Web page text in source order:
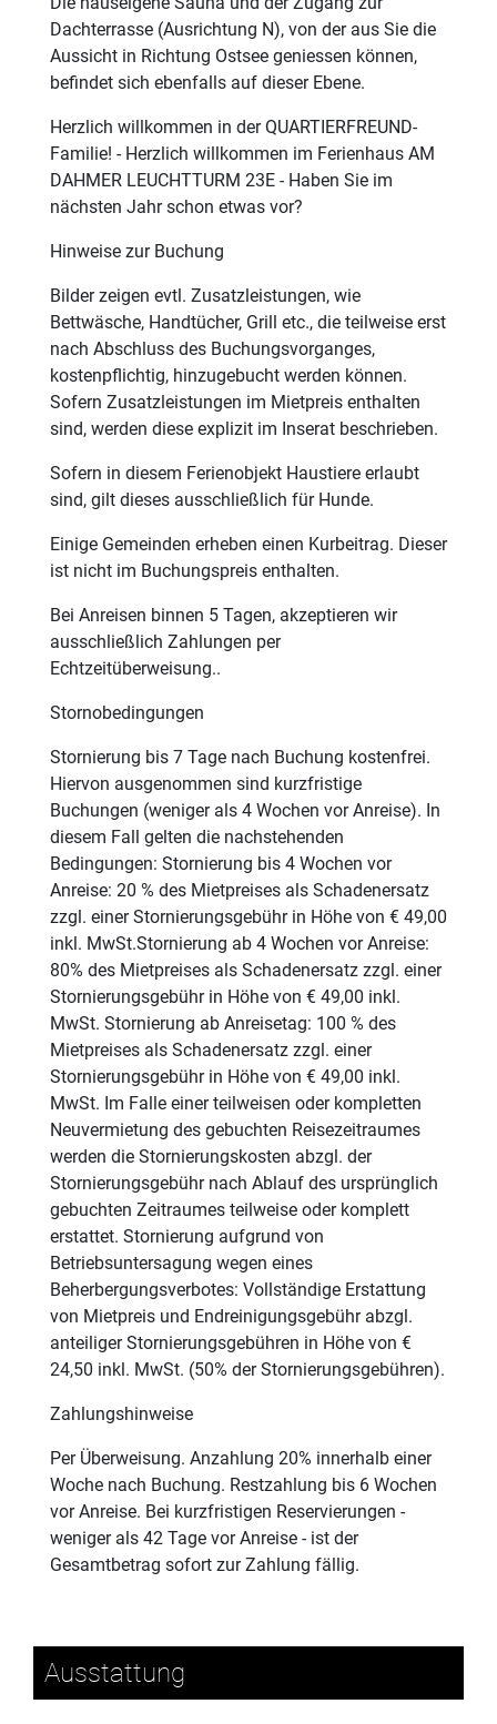
Dachterrasse (Ausrichtung N), von der aus Sie die
Aussicht in Richtung Ostsee geniessen können,
befindet sich ebenfalls auf dieser Ebene.
Herzlich willkommen in der QUARTIERFREUND-
Familie! - Herzlich willkommen im Ferienhaus AM
DAHMER LEUCHTTURM 23E - Haben Sie im
nächsten Jahr schon etwas vor?
Hinweise zur Buchung
Bilder zeigen evtl. Zusatzleistungen, wie
Bettwäsche, Handtücher, Grill etc., die teilweise erst
nach Abschluss des Buchungsvorganges,
kostenpflichtig, hinzugebucht werden können.
Sofern Zusatzleistungen im Mietpreis enthalten
sind, werden diese explizit im Inserat beschrieben.
Sofern in diesem Ferienobjekt Haustiere erlaubt
sind, gilt dieses ausschließlich für Hunde.
Einige Gemeinden erheben einen Kurbeitrag. Dieser
ist nicht im Buchungspreis enthalten.
Bei Anreisen binnen 5 Tagen, akzeptieren wir
ausschließlich Zahlungen per
Echtzeitüberweisung..
Stornobedingungen
Stornierung bis 7 Tage nach Buchung kostenfrei.
Hiervon ausgenommen sind kurzfristige
Buchungen (weniger als 4 Wochen vor Anreise). In
diesem Fall gelten die nachstehenden
Bedingungen: Stornierung bis 4 Wochen vor
Anreise: 20 % des Mietpreises als Schadenersatz
zzgl. einer Stornierungsgebühr in Höhe von € 49,00
inkl. MwSt.Stornierung ab 4 Wochen vor Anreise:
80% des Mietpreises als Schadenersatz zzgl. einer
Stornierungsgebühr in Höhe von € 49,00 inkl.
MwSt. Stornierung ab Anreisetag: 100 % des
Mietpreises als Schadenersatz zzgl. einer
Stornierungsgebühr in Höhe von € 49,00 inkl.
MwSt. Im Falle einer teilweisen oder kompletten
Neuvermietung des gebuchten Reisezeitraumes
werden die Stornierungskosten abzgl. der
Stornierungsgebühr nach Ablauf des ursprünglich
gebuchten Zeitraumes teilweise oder komplett
erstattet. Stornierung aufgrund von
Betriebsuntersagung wegen eines
Beherbergungsverbotes: Vollständige Erstattung
von Mietpreis und Endreinigungsgebühr abzgl.
anteiliger Stornierungsgebühren in Höhe von €
24,50 inkl. MwSt. (50% der Stornierungsgebühren).
Zahlungshinweise
Per Überweisung. Anzahlung 20% innerhalb einer
Woche nach Buchung. Restzahlung bis 6 Wochen
vor Anreise. Bei kurzfristigen Reservierungen -
weniger als 42 Tage vor Anreise - ist der
Gesamtbetrag sofort zur Zahlung fällig.
Ausstattung